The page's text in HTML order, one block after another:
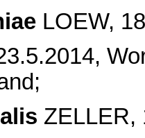
LOEW,
ZELLER,